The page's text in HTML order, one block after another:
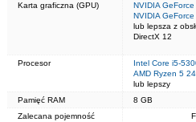
Karta graficzna (GPU)
NVIDIA
NVIDIA
lub lepsza z
DirectX 12
Procesor
Intel Core i5-
AMD Ryzen 5
lub lepszy
Pamięć RAM
8 GB
Zalecana pojemność